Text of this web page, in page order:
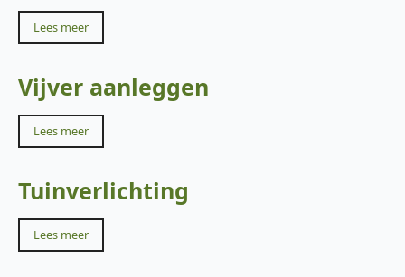
Lees meer
Vijver aanleggen
Lees meer
Tuinverlichting
Lees meer